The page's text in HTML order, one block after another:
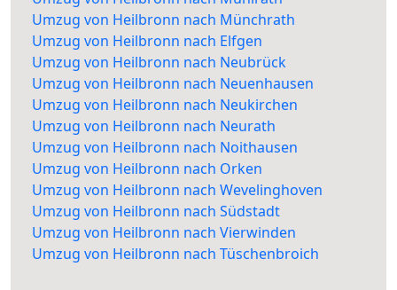
Umzug von Heilbronn nach Münchrath
Umzug von Heilbronn nach Elfgen
Umzug von Heilbronn nach Neubrück
Umzug von Heilbronn nach Neuenhausen
Umzug von Heilbronn nach Neukirchen
Umzug von Heilbronn nach Neurath
Umzug von Heilbronn nach Noithausen
Umzug von Heilbronn nach Orken
Umzug von Heilbronn nach Wevelinghoven
Umzug von Heilbronn nach Südstadt
Umzug von Heilbronn nach Vierwinden
Umzug von Heilbronn nach Tüschenbroich